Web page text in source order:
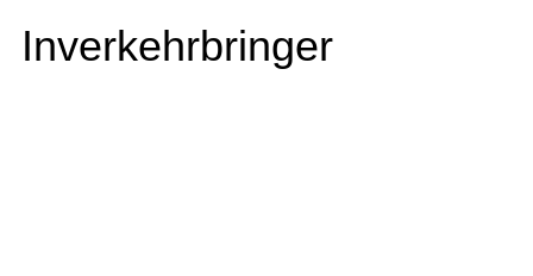
Inverkehrbringer